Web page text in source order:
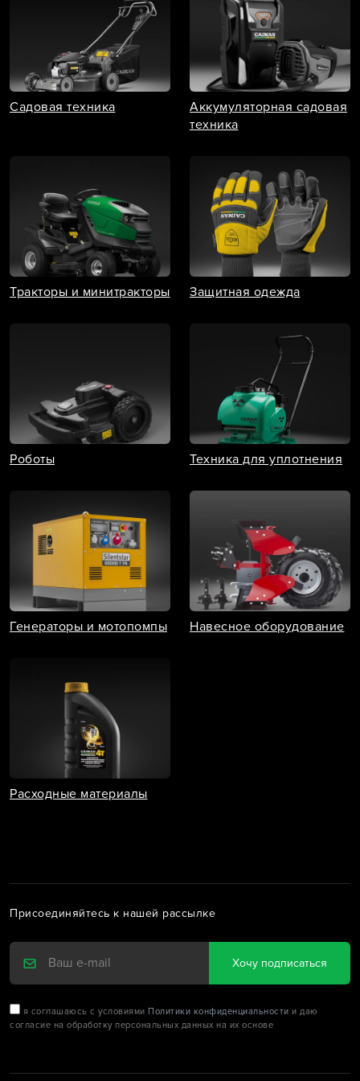
Садовая техника
Аккумуляторная садовая
техника
Тракторы и минитракторы Защитная одежда
Роботы Техника для уплотнения
Генераторы и мотопомпы Навесное оборудование
Расходные материалы
Присоединяйтесь к нашей рассылке
Хочу подписаться
я соглашаюсь с условиями Политики конфиденциальности и даю
согласие на обработку персональных данных на их основе